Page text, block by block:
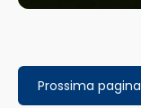
Prossima pagina